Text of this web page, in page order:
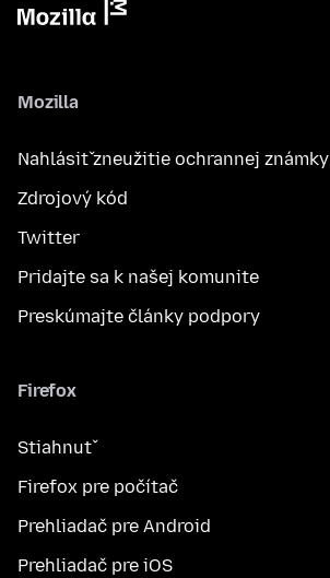
Mozilla
Nahlásiť zneužitie ochrannej známky
Zdrojový kód
Twitter
Pridajte sa k našej komunite
Preskúmajte články podpory
Firefox
Stiahnuť
Firefox pre počítač
Prehliadač pre Android
Prehliadač pre iOS